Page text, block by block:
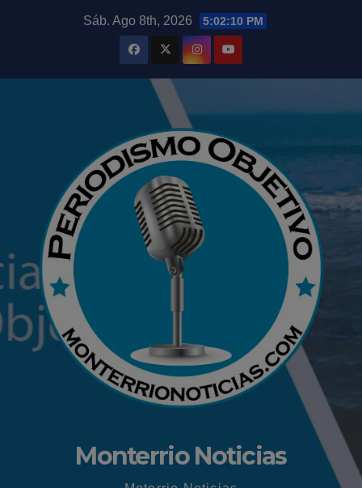
Sáb. Ago 8th, 2026 5:02:11 PM
Monterrio Noticias
modal-check